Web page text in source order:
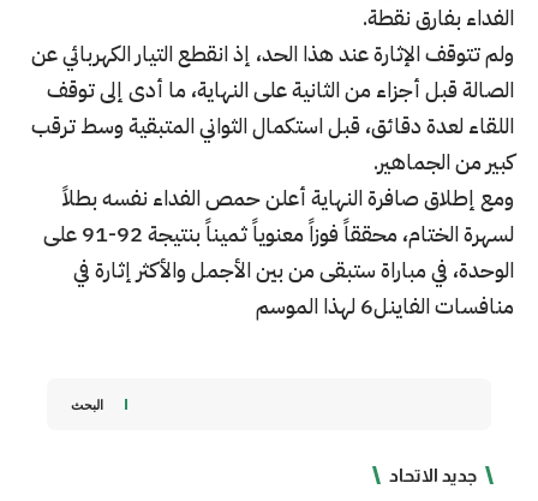
الفداء بفارق نقطة.
ولم تتوقف الإثارة عند هذا الحد، إذ انقطع التيار الكهربائي عن
الصالة قبل أجزاء من الثانية على النهاية، ما أدى إلى توقف
اللقاء لعدة دقائق، قبل استكمال الثواني المتبقية وسط ترقب
كبير من الجماهير.
ومع إطلاق صافرة النهاية أعلن حمص الفداء نفسه بطلاً
لسهرة الختام، محققاً فوزاً معنوياً ثميناً بنتيجة 92-91 على
الوحدة، في مباراة ستبقى من بين الأجمل والأكثر إثارة في
منافسات الفاينل6 لهذا الموسم
البحث
جديد الاتحاد